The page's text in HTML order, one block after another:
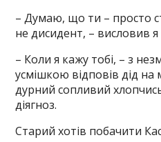
– Думаю, що ти – просто
не дисидент, – висловив
– Коли я кажу тобі, – з
усмішкою відповів дід
дурний сопливий
діягноз.
Старий хотів побачити